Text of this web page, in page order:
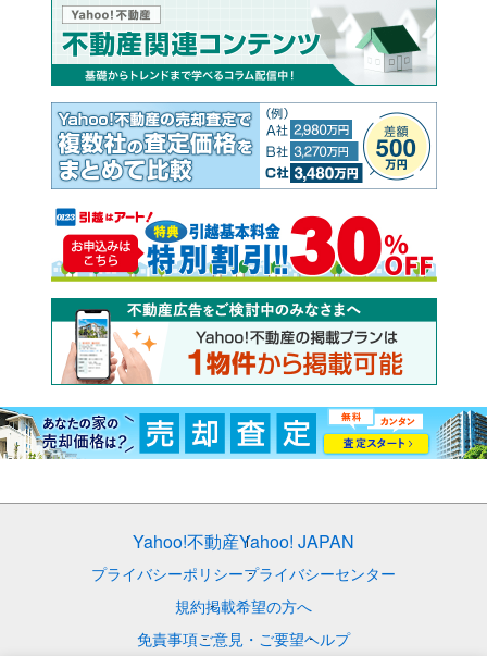
Yahoo!不動産Yahoo! JAPAN
プライバシーポリシープライバシーセンター
規約掲載希望の方へ
免責事項ご意見・ご要望ヘルプ